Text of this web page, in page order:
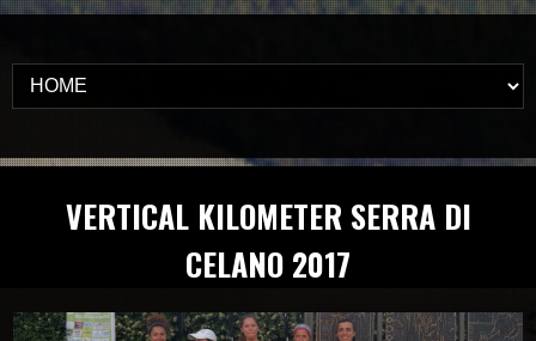
VERTICAL KILOMETER SERRA DI
CELANO 2017